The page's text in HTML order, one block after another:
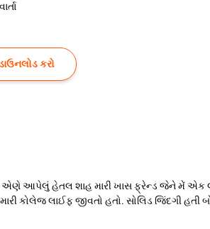
વાર્તા
કરો
આપેલું હેતલ શાહ મારી ખાસ ફ્રેન્ડ જેને મેં
કોલેજ લાઈફ જીવતો હતો. સોલિડ જિંદગી